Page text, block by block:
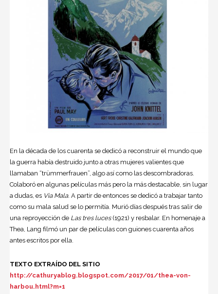
En la década de los cuarenta se dedicó a reconstruir el mundo que
la guerra había destruido junto a otras mujeres valientes que
llamaban “trümmerfrauen”, algo así como las descombradoras.
Colaboró en algunas películas más pero la más destacable, sin lugar
a dudas, es Via Mala. A partir de entonces se dedicó a trabajar tanto
como su mala salud se lo permitía. Murió días después tras salir de
una reproyección de Las tres luces (1921) y resbalar. En homenaje a
Thea, Lang filmó un par de películas con guiones cuarenta años
antes escritos por ella.
TEXTO EXTRAÍDO DEL SITIO
http://cathuryablog.blogspot.com/2017/01/thea-von-
harbou.html?m=1